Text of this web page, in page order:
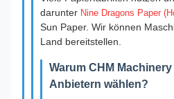
darunter Nine Dragons Paper
Sun Paper. Wir können
Land bereitstellen.
Warum CHM
Anbietern wählen?